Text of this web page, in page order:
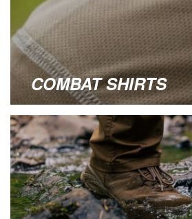
COMBAT SHIRTS